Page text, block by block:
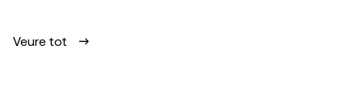
Veure tot